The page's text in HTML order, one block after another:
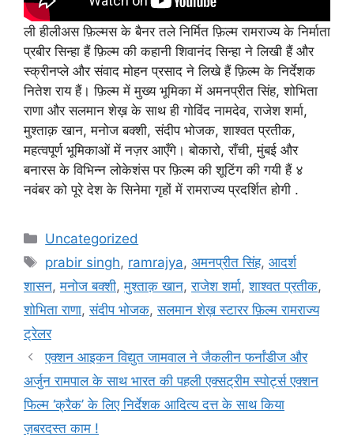
ली हीलीअस फ़िल्मस के बैनर तले निर्मित फ़िल्म रामराज्य के निर्माता
प्रबीर सिन्हा हैं फ़िल्म की कहानी शिवानंद सिन्हा ने लिखी हैं और
स्क्रीनप्ले और संवाद मोहन प्रसाद ने लिखे हैं फ़िल्म के निर्देशक
नितेश राय हैं। फ़िल्म में मुख्य भूमिका में अमनप्रीत सिंह, शोभिता
राणा और सलमान शेख़ के साथ ही गोविंद नामदेव, राजेश शर्मा,
मुश्ताक़ खान, मनोज बक्शी, संदीप भोजक, शाश्वत प्रतीक,
महत्वपूर्ण भूमिकाओं में नज़र आएँगे। बोकारो, राँची, मुंबई और
बनारस के विभिन्न लोकेशंस पर फ़िल्म की शूटिंग की गयी हैं ४
नवंबर को पूरे देश के सिनेमा गृहों में रामराज्य प्रदर्शित होगी .
Uncategorized
prabir singh, ramrajya,अमनप्रीत सिंह,आदर्श
शासन,मनोज बक्शी,मुश्ताक़ खान,राजेश शर्मा,शाश्वत प्रतीक,
शोभिता राणा,संदीप भोजक,सलमान शेख़ स्टारर फ़िल्म रामराज्य
ट्रेलर
एक्शन आइकन विद्युत जामवाल ने जैकलीन फर्नांडीज और
अर्जुन रामपाल के साथ भारत की पहली एक्सट्रीम स्पोर्ट्स एक्शन
फिल्म ‘क्रैक’ के लिए निर्देशक आदित्य दत्त के साथ किया
ज़बरदस्त काम !